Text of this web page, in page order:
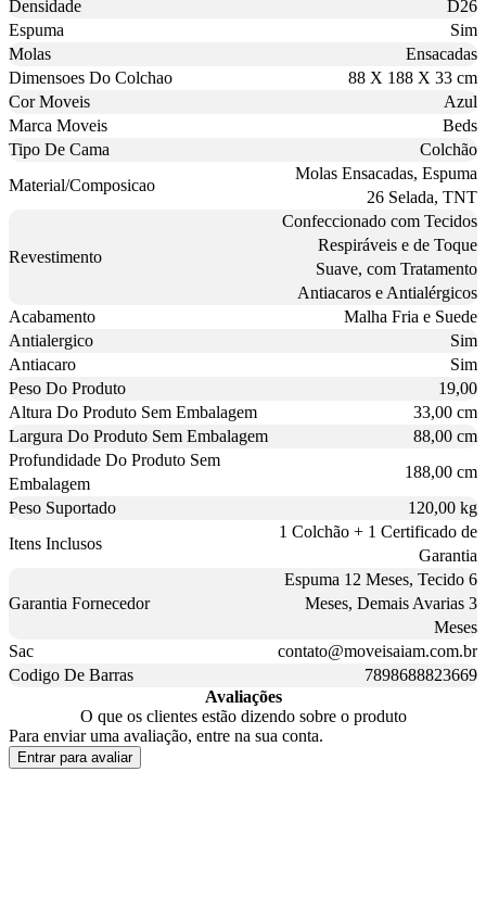
Densidade
D26
Espuma
Sim
Molas
Ensacadas
Dimensoes Do Colchao
88 X 188 X 33 cm
Cor Moveis
Azul
Marca Moveis
Beds
Tipo De Cama
Colchão
Material/Composicao
Molas Ensacadas, Espuma
26 Selada, TNT
Revestimento
Confeccionado com Tecidos
Respiráveis e de Toque
Suave, com Tratamento
Antiacaros e Antialérgicos
Acabamento
Malha Fria e Suede
Antialergico
Sim
Antiacaro
Sim
Peso Do Produto
19,00
Altura Do Produto Sem Embalagem
33,00 cm
Largura Do Produto Sem Embalagem
88,00 cm
Profundidade Do Produto Sem
Embalagem
188,00 cm
Peso Suportado
120,00 kg
Itens Inclusos
1 Colchão + 1 Certificado de
Garantia
Garantia Fornecedor
Espuma 12 Meses, Tecido 6
Meses, Demais Avarias 3
Meses
Sac
contato@moveisaiam.com.br
Codigo De Barras
7898688823669
Avaliações
O que os clientes estão dizendo sobre o produto
Para enviar uma avaliação, entre na sua conta.
Entrar para avaliar